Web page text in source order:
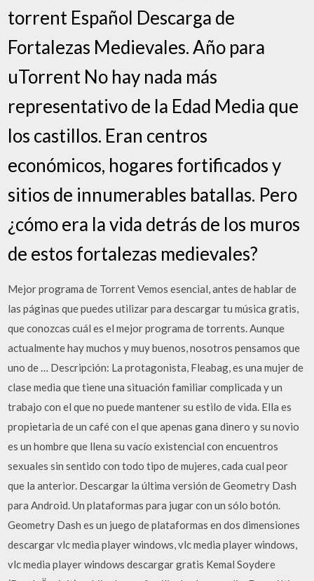
torrent Español Descarga de
Fortalezas Medievales. Año para
uTorrent No hay nada más
representativo de la Edad Media que
los castillos. Eran centros
económicos, hogares fortificados y
sitios de innumerables batallas. Pero
¿cómo era la vida detrás de los muros
de estos fortalezas medievales?
Mejor programa de Torrent Vemos esencial, antes de hablar de
las páginas que puedes utilizar para descargar tu música gratis,
que conozcas cuál es el mejor programa de torrents. Aunque
actualmente hay muchos y muy buenos, nosotros pensamos que
uno de … Descripción: La protagonista, Fleabag, es una mujer de
clase media que tiene una situación familiar complicada y un
trabajo con el que no puede mantener su estilo de vida. Ella es
propietaria de un café con el que apenas gana dinero y su novio
es un hombre que llena su vacío existencial con encuentros
sexuales sin sentido con todo tipo de mujeres, cada cual peor
que la anterior. Descargar la última versión de Geometry Dash
para Android. Un plataformas para jugar con un sólo botón.
Geometry Dash es un juego de plataformas en dos dimensiones
descargar vlc media player windows, vlc media player windows,
vlc media player windows descargar gratis Kemal Soydere